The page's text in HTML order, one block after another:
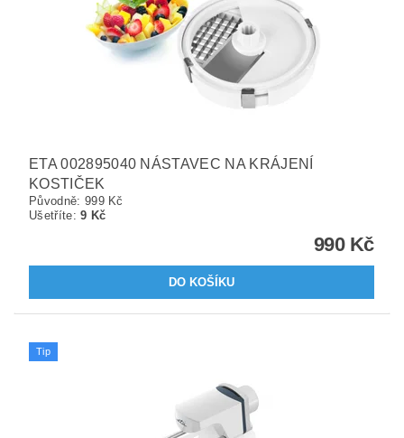
ETA 002895040 NÁSTAVEC NA KRÁJENÍ
KOSTIČEK
Původně: 999 Kč
Ušetříte:9 Kč
990 Kč
Tip